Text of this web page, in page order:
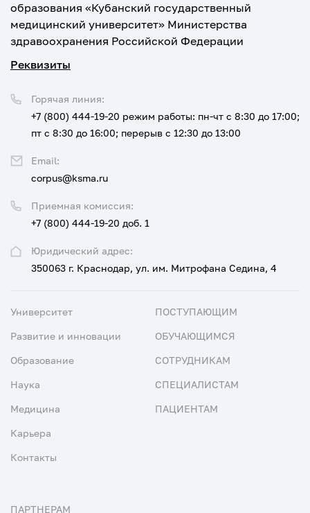
образования «Кубанский государственный
медицинский университет» Министерства
здравоохранения Российской Федерации
Реквизиты
Юридический адрес:
350063 г. Краснодар, ул. им. Митрофана Седина, 4
Приемная комиссия:
+7 (800) 444-19-20 доб. 1
Горячая линия:
+7 (800) 444-19-20 режим работы: пн-чт с 8:30 до 17:00;
пт с 8:30 до 16:00; перерыв с 12:30 до 13:00
Email:
corpus@ksma.ru
Университет
Развитие и инновации
Образование
Наука
Медицина
Карьера
Контакты
ПОСТУПАЮЩИМ
ОБУЧАЮЩИМСЯ
СОТРУДНИКАМ
СПЕЦИАЛИСТАМ
ПАЦИЕНТАМ
ПАРТНЕРАМ